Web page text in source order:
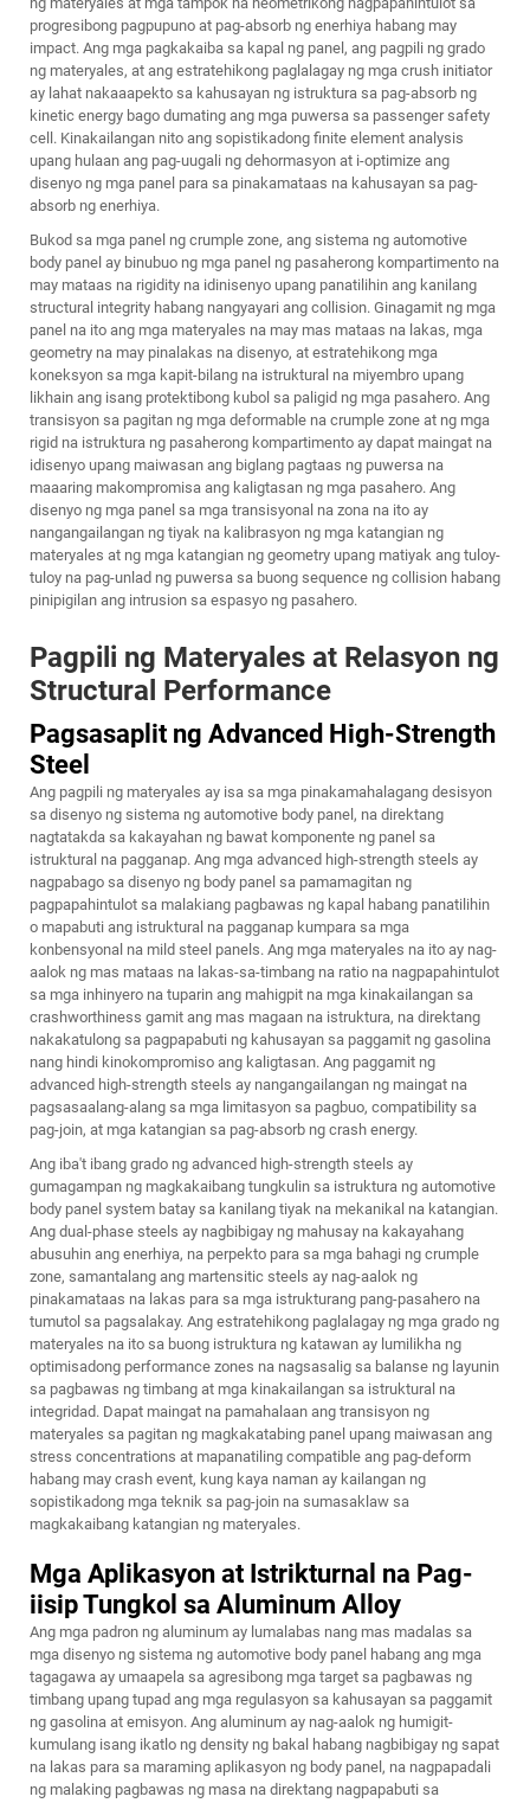
progresibong pagpupuno at pag-absorb ng enerhiya habang may
impact. Ang mga pagkakaiba sa kapal ng panel, ang pagpili ng grado
ng materyales, at ang estratehikong paglalagay ng mga crush initiator
ay lahat nakaaapekto sa kahusayan ng istruktura sa pag-absorb ng
kinetic energy bago dumating ang mga puwersa sa passenger safety
cell. Kinakailangan nito ang sopistikadong finite element analysis
upang hulaan ang pag-uugali ng dehormasyon at i-optimize ang
disenyo ng mga panel para sa pinakamataas na kahusayan sa pag-
absorb ng enerhiya.
Bukod sa mga panel ng crumple zone, ang sistema ng automotive
body panel ay binubuo ng mga panel ng pasaherong kompartimento na
may mataas na rigidity na idinisenyo upang panatilihin ang kanilang
structural integrity habang nangyayari ang collision. Ginagamit ng mga
panel na ito ang mga materyales na may mas mataas na lakas, mga
geometry na may pinalakas na disenyo, at estratehikong mga
koneksyon sa mga kapit-bilang na istruktural na miyembro upang
likhain ang isang protektibong kubol sa paligid ng mga pasahero. Ang
transisyon sa pagitan ng mga deformable na crumple zone at ng mga
rigid na istruktura ng pasaherong kompartimento ay dapat maingat na
idisenyo upang maiwasan ang biglang pagtaas ng puwersa na
maaaring makompromisa ang kaligtasan ng mga pasahero. Ang
disenyo ng mga panel sa mga transisyonal na zona na ito ay
nangangailangan ng tiyak na kalibrasyon ng mga katangian ng
materyales at ng mga katangian ng geometry upang matiyak ang tuloy-
tuloy na pag-unlad ng puwersa sa buong sequence ng collision habang
pinipigilan ang intrusion sa espasyo ng pasahero.
Pagpili ng Materyales at Relasyon ng
Structural Performance
Pagsasaplit ng Advanced High-Strength
Steel
Ang pagpili ng materyales ay isa sa mga pinakamahalagang desisyon
sa disenyo ng sistema ng automotive body panel, na direktang
nagtatakda sa kakayahan ng bawat komponente ng panel sa
istruktural na pagganap. Ang mga advanced high-strength steels ay
nagpabago sa disenyo ng body panel sa pamamagitan ng
pagpapahintulot sa malakiang pagbawas ng kapal habang panatilihin
o mapabuti ang istruktural na pagganap kumpara sa mga
konbensyonal na mild steel panels. Ang mga materyales na ito ay nag-
aalok ng mas mataas na lakas-sa-timbang na ratio na nagpapahintulot
sa mga inhinyero na tuparin ang mahigpit na mga kinakailangan sa
crashworthiness gamit ang mas magaan na istruktura, na direktang
nakakatulong sa pagpapabuti ng kahusayan sa paggamit ng gasolina
nang hindi kinokompromiso ang kaligtasan. Ang paggamit ng
advanced high-strength steels ay nangangailangan ng maingat na
pagsasaalang-alang sa mga limitasyon sa pagbuo, compatibility sa
pag-join, at mga katangian sa pag-absorb ng crash energy.
Ang iba't ibang grado ng advanced high-strength steels ay
gumagampan ng magkakaibang tungkulin sa istruktura ng automotive
body panel system batay sa kanilang tiyak na mekanikal na katangian.
Ang dual-phase steels ay nagbibigay ng mahusay na kakayahang
abusuhin ang enerhiya, na perpekto para sa mga bahagi ng crumple
zone, samantalang ang martensitic steels ay nag-aalok ng
pinakamataas na lakas para sa mga istrukturang pang-pasahero na
tumutol sa pagsalakay. Ang estratehikong paglalagay ng mga grado ng
materyales na ito sa buong istruktura ng katawan ay lumilikha ng
optimisadong performance zones na nagsasalig sa balanse ng layunin
sa pagbawas ng timbang at mga kinakailangan sa istruktural na
integridad. Dapat maingat na pamahalaan ang transisyon ng
materyales sa pagitan ng magkakatabing panel upang maiwasan ang
stress concentrations at mapanatiling compatible ang pag-deform
habang may crash event, kung kaya naman ay kailangan ng
sopistikadong mga teknik sa pag-join na sumasaklaw sa
magkakaibang katangian ng materyales.
Mga Aplikasyon at Istrikturnal na Pag-
iisip Tungkol sa Aluminum Alloy
Ang mga padron ng aluminum ay lumalabas nang mas madalas sa
mga disenyo ng sistema ng automotive body panel habang ang mga
tagagawa ay umaapela sa agresibong mga target sa pagbawas ng
timbang upang tupad ang mga regulasyon sa kahusayan sa paggamit
ng gasolina at emisyon. Ang aluminum ay nag-aalok ng humigit-
kumulang isang ikatlo ng density ng bakal habang nagbibigay ng sapat
na lakas para sa maraming aplikasyon ng body panel, na nagpapadali
ng malaking pagbawas ng masa na direktang nagpapabuti sa